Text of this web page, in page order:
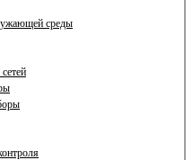
среды